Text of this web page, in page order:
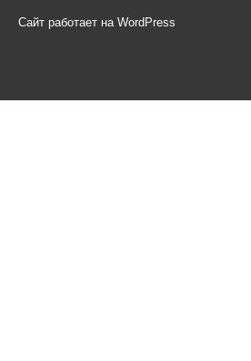
Сайт работает на WordPress